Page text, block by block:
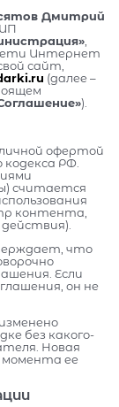
Дмитрий
Интернет
сайт,
(далее –
).
офертой
РФ.
считается
контента,
что
Если
он не
без какого-
Новая
момента ее